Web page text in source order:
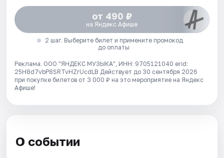
от 490 ₽
на Яндекс Афише
2 шаг. Выберите билет и примените промокод
до оплаты
Реклама. ООО "ЯНДЕКС МУЗЫКА", ИНН: 9705121040 erid:
25H8d7vbP8SRTvHZrUcdLB Действует до 30 сентября 2026
при покупке билетов от 3 000 ₽ на это мероприятие на Яндекс
Афише!
О событии